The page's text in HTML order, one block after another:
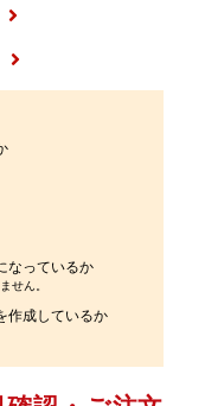
なっているか
せん。
作成しているか